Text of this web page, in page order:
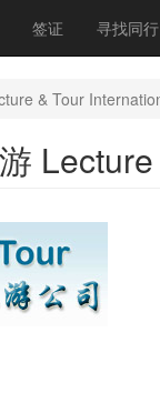
签证 寻找同行
& Tour